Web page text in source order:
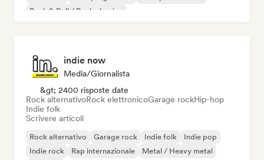
Rock & Roll / Rock classico
indie now
Media/Giornalista
&gt; 2400 risposte date
Rock alternativoRock elettronicoGarage rockHip-hop
Indie folk
Scrivere articoli
Rock alternativo Garage rock Indie folk
Indie pop
Indie rock
Rap internazionale
Metal / Heavy metal